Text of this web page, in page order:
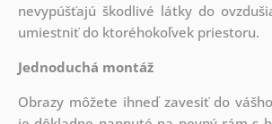
nevypúšťajú škodlivé látky do
umiestniť do ktoréhokoľvek priestoru.
Jednoduchá montáž
Obrazy môžete ihneď zavesiť do